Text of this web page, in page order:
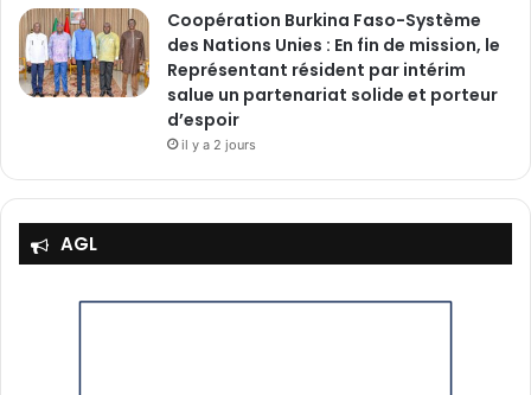
‎Coopération Burkina Faso-Système
des Nations Unies : En fin de mission, le
Représentant résident par intérim
salue un partenariat solide et porteur
d’espoir
il y a 2 jours
AGL